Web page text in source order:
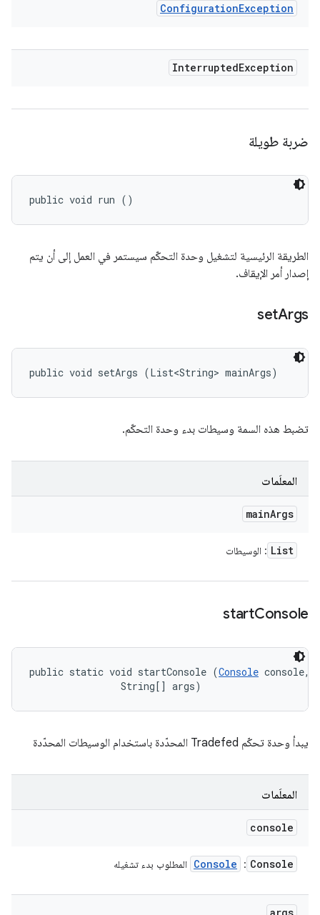
ConfigurationException
InterruptedException
ضربة طويلة
public void run ()
الطريقة الرئيسية لتشغيل وحدة التحكّم سيستمر في العمل إلى أن يتم
إصدار أمر الإيقاف.
setArgs
public void setArgs (List<String> mainArgs)
تضبط هذه السمة وسيطات بدء وحدة التحكّم.
المعلَمات
mainArgs
List : الوسيطات
startConsole
public static void startConsole (Console console,
                String[] args)
يبدأ وحدة تحكّم Tradefed المحدّدة باستخدام الوسيطات المحدّدة
المعلَمات
console
Console
:
Console المطلوب بدء تشغيله